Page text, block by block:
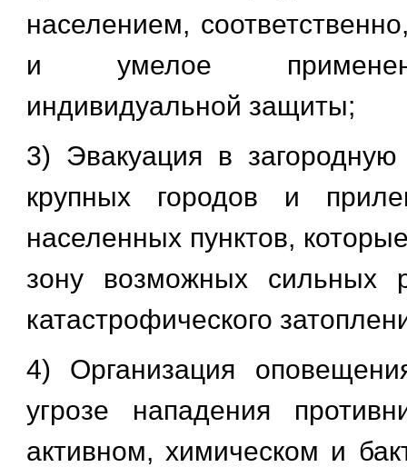
населением,
и умелое
индивидуальной защиты;
3) Эвакуация в
крупных городов и
населенных пунктов,
зону возможных сильных
катастрофического
4) Организация
угрозе нападения
активном, химическом и